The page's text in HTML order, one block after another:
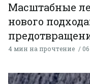
Масштабные
нового
4 мин на прочтение